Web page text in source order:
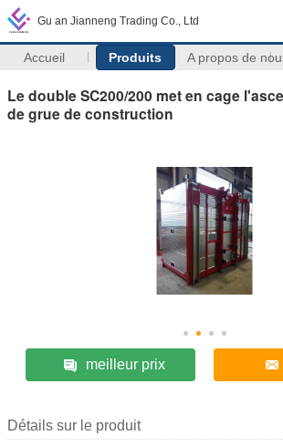
Gu an Jianneng Trading Co., Ltd
Accueil Produits A propos de
Le double SC200/200 met en cage
de grue de construction
meilleur prix
Détails sur le produit